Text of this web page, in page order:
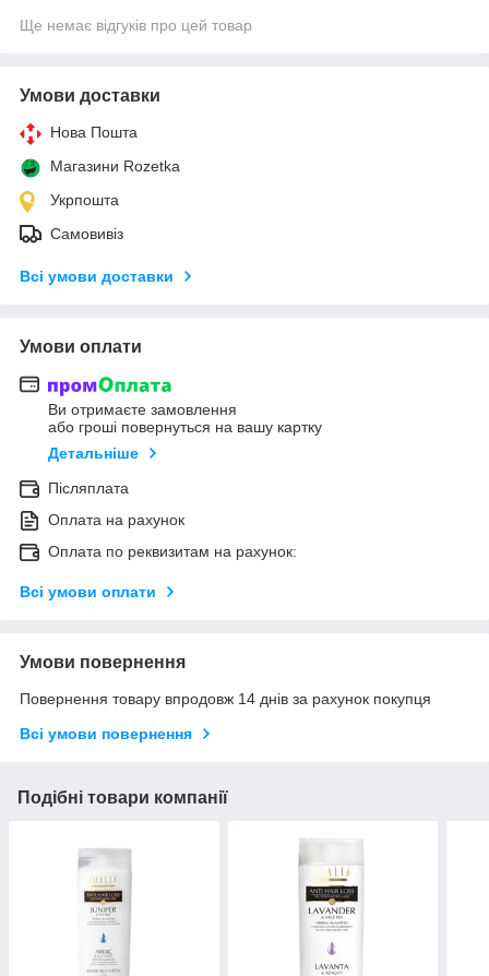
Ще немає відгуків про цей товар
Умови доставки
Нова Пошта
Магазини Rozetka
Укрпошта
Самовивіз
Всі умови доставки
Умови оплати
Ви отримаєте замовлення
або гроші повернуться на вашу картку
Детальніше
Післяплата
Оплата на рахунок
Оплата по реквизитам на рахунок:
Всі умови оплати
Умови повернення
Повернення товару впродовж 14 днів за рахунок покупця
Всі умови повернення
Подібні товари компанії